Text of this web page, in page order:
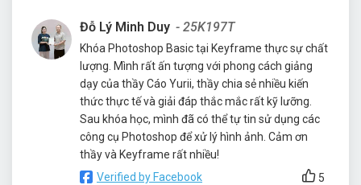
Đỗ Lý Minh Duy - 25K197T
Khóa Photoshop Basic tại Keyframe thực sự chất
lượng. Mình rất ấn tượng với phong cách giảng
dạy của thầy Cáo Yurii, thầy chia sẻ nhiều kiến
thức thực tế và giải đáp thắc mắc rất kỹ lưỡng.
Sau khóa học, mình đã có thể tự tin sử dụng các
công cụ Photoshop để xử lý hình ảnh. Cảm ơn
thầy và Keyframe rất nhiều!
Verified by Facebook
5